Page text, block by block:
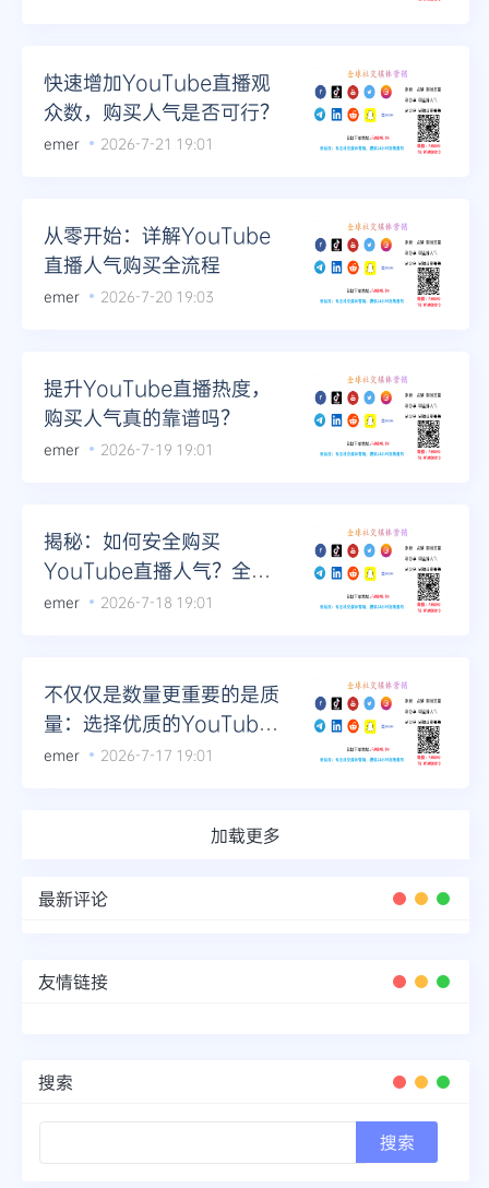
快速增加YouTube直播观
众数，购买人气是否可行？
emer 2026-7-21 19:01
从零开始：详解YouTube
直播人气购买全流程
emer 2026-7-20 19:03
提升YouTube直播热度，
购买人气真的靠谱吗？
emer 2026-7-19 19:01
揭秘：如何安全购买
YouTube直播人气？全面
解析
emer 2026-7-18 19:01
不仅仅是数量更重要的是质
量：选择优质的YouTube
评论合作伙伴
emer 2026-7-17 19:01
加载更多
最新评论
友情链接
搜索